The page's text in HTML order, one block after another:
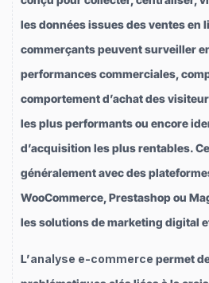
les données issues des ventes en
commerçants peuvent surveiller
performances commerciales,
comportement d’achat des
les plus performants ou encore
d’acquisition les plus rentables.
généralement avec des
WooCommerce, Prestashop ou
les solutions de marketing digital
L’analyse e-commerce permet